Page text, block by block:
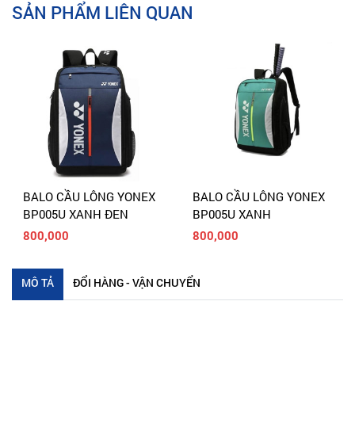
SẢN PHẨM LIÊN QUAN
BALO CẦU LÔNG YONEX
BP005U XANH
800,000
BALO CẦU LÔNG
BP005U TÍM
800,000
MÔ TẢ ĐỔI HÀNG - VẬN CHUYỂN